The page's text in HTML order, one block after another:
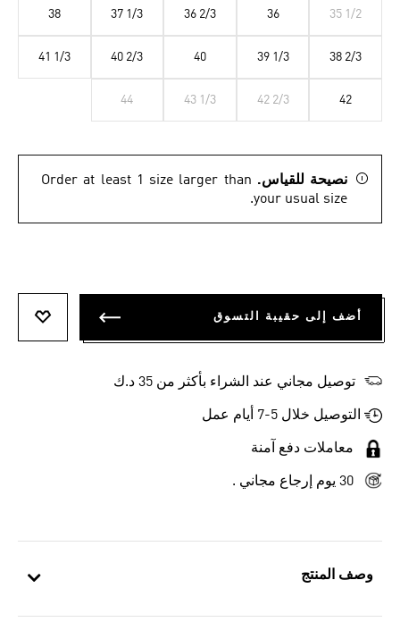
وصف المنتج
35 1/2
36
36 2/3
37 1/3
38
38 2/3
39 1/3
40
40 2/3
41 1/3
42
42 2/3
43 1/3
44
نصيحة للقياس. Order at least 1 size larger than
your usual size.
أضف إلى حقيبة التسوق
توصيل مجاني عند الشراء بأكثر من 35 د.ك
التوصيل خلال 5-7 أيام عمل
معاملات دفع آمنة